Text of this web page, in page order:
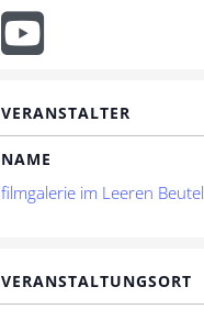
VERANSTALTER
NAME
filmgalerie im Leeren Beutel
VERANSTALTUNGSORT